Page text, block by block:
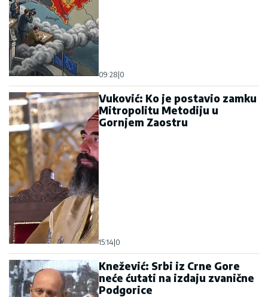
09:28|0
Vuković: Ko je postavio zamku
Mitropolitu Metodiju u
Gornjem Zaostru
15:14|0
Knežević: Srbi iz Crne Gore
neće ćutati na izdaju zvanične
Podgorice